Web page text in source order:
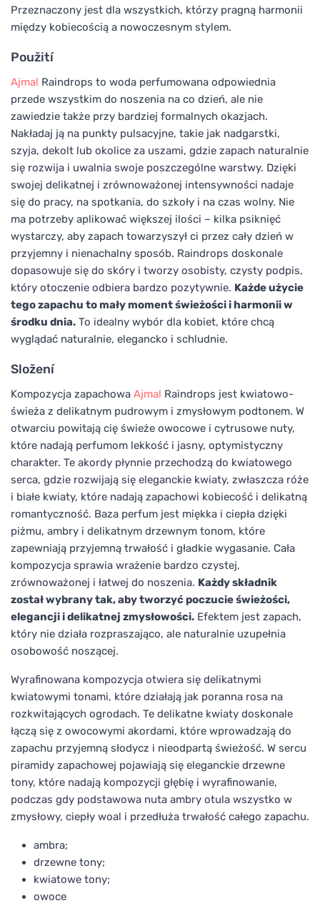
Przeznaczony jest dla wszystkich, którzy pragną harmonii
między kobiecością a nowoczesnym stylem.
Použití
Ajmal Raindrops to woda perfumowana odpowiednia
przede wszystkim do noszenia na co dzień, ale nie
zawiedzie także przy bardziej formalnych okazjach.
Nakładaj ją na punkty pulsacyjne, takie jak nadgarstki,
szyja, dekolt lub okolice za uszami, gdzie zapach naturalnie
się rozwija i uwalnia swoje poszczególne warstwy. Dzięki
swojej delikatnej i zrównoważonej intensywności nadaje
się do pracy, na spotkania, do szkoły i na czas wolny. Nie
ma potrzeby aplikować większej ilości – kilka psiknięć
wystarczy, aby zapach towarzyszył ci przez cały dzień w
przyjemny i nienachalny sposób. Raindrops doskonale
dopasowuje się do skóry i tworzy osobisty, czysty podpis,
który otoczenie odbiera bardzo pozytywnie. Każde użycie
tego zapachu to mały moment świeżości i harmonii w
środku dnia. To idealny wybór dla kobiet, które chcą
wyglądać naturalnie, elegancko i schludnie.
Složení
Kompozycja zapachowa Ajmal Raindrops jest kwiatowo-
świeża z delikatnym pudrowym i zmysłowym podtonem. W
otwarciu powitają cię świeże owocowe i cytrusowe nuty,
które nadają perfumom lekkość i jasny, optymistyczny
charakter. Te akordy płynnie przechodzą do kwiatowego
serca, gdzie rozwijają się eleganckie kwiaty, zwłaszcza róże
i białe kwiaty, które nadają zapachowi kobiecość i delikatną
romantyczność. Baza perfum jest miękka i ciepła dzięki
piżmu, ambry i delikatnym drzewnym tonom, które
zapewniają przyjemną trwałość i gładkie wygasanie. Cała
kompozycja sprawia wrażenie bardzo czystej,
zrównoważonej i łatwej do noszenia. Każdy składnik
został wybrany tak, aby tworzyć poczucie świeżości,
elegancji i delikatnej zmysłowości. Efektem jest zapach,
który nie działa rozpraszająco, ale naturalnie uzupełnia
osobowość noszącej.
Wyrafinowana kompozycja otwiera się delikatnymi
kwiatowymi tonami, które działają jak poranna rosa na
rozkwitających ogrodach. Te delikatne kwiaty doskonale
łączą się z owocowymi akordami, które wprowadzają do
zapachu przyjemną słodycz i nieodpartą świeżość. W sercu
piramidy zapachowej pojawiają się eleganckie drzewne
tony, które nadają kompozycji głębię i wyrafinowanie,
podczas gdy podstawowa nuta ambry otula wszystko w
zmysłowy, ciepły woal i przedłuża trwałość całego zapachu.
ambra;
drzewne tony;
kwiatowe tony;
owoce